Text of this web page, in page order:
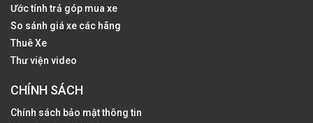
Ước tính trả góp mua xe
So sánh giá xe các hãng
Thuê Xe
Thư viện video
CHÍNH SÁCH
Chính sách bảo mật thông tin